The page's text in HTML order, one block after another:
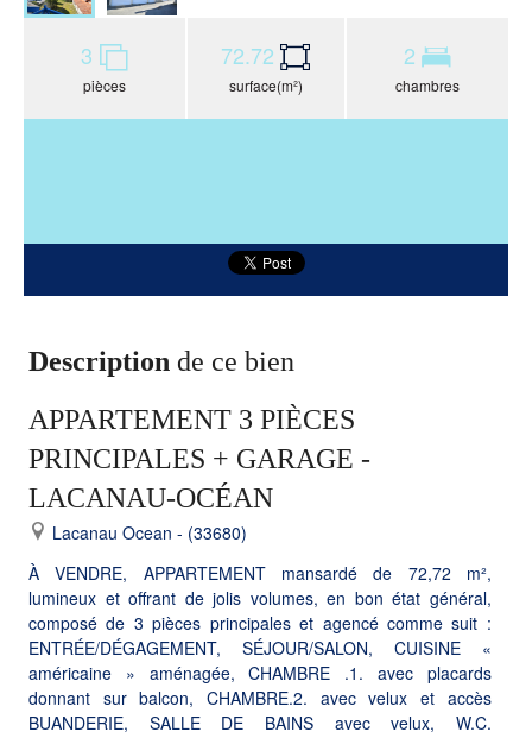
3
pièces
72.72
surface(m²)
2
chambres
Description de ce bien
APPARTEMENT 3 PIÈCES
PRINCIPALES + GARAGE -
LACANAU-OCÉAN
Lacanau Ocean - (33680)
À VENDRE, APPARTEMENT mansardé de 72,72 m²,
lumineux et offrant de jolis volumes, en bon état général,
composé de 3 pièces principales et agencé comme suit :
ENTRÉE/DÉGAGEMENT, SÉJOUR/SALON, CUISINE «
américaine » aménagée, CHAMBRE .1. avec placards
donnant sur balcon, CHAMBRE.2. avec velux et accès
BUANDERIE, SALLE DE BAINS avec velux, W.C.